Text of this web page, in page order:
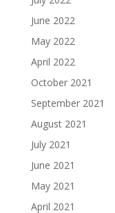
June 2022
May 2022
April 2022
October 2021
September 2021
August 2021
July 2021
June 2021
May 2021
April 2021